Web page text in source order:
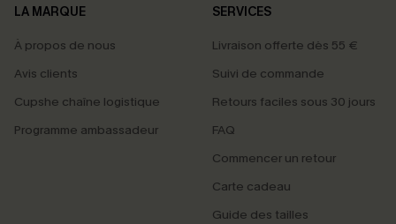
LA MARQUE
À propos de nous
Avis clients
Cupshe chaîne logistique
Programme ambassadeur
SERVICES
Livraison offerte dès 55 €
Suivi de commande
Retours faciles sous 30 jours
FAQ
Commencer un retour
Carte cadeau
Guide des tailles